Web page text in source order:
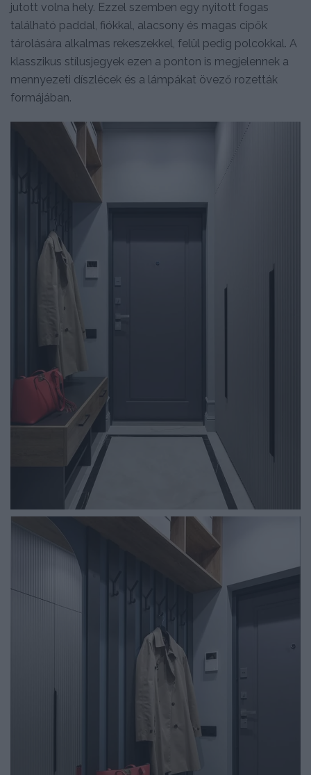
jutott volna hely. Ezzel szemben egy nyitott fogas
található paddal, fiókkal, alacsony és magas cipők
tárolására alkalmas rekeszekkel, felül pedig polcokkal. A
klasszikus stílusjegyek ezen a ponton is megjelennek a
mennyezeti díszlécek és a lámpákat övező rozetták
formájában.